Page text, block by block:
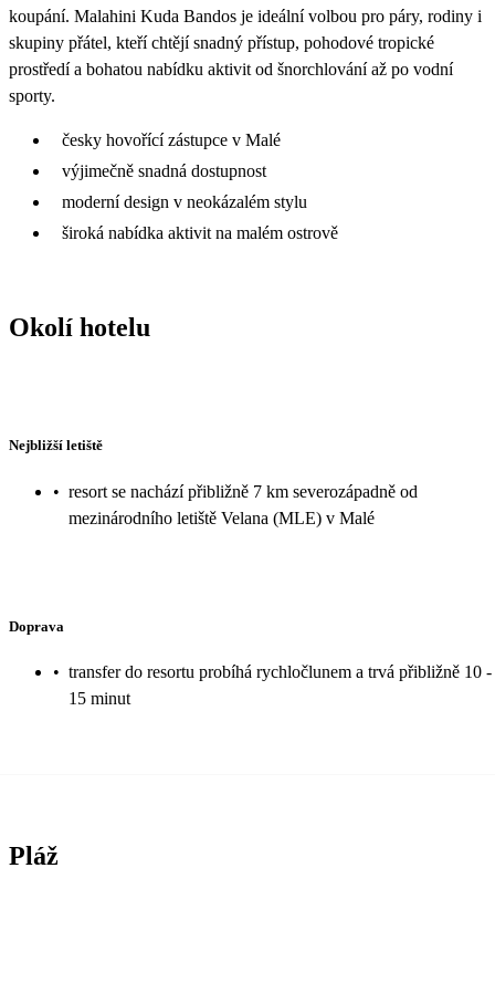
koupání. Malahini Kuda Bandos je ideální volbou pro páry, rodiny i
skupiny přátel, kteří chtějí snadný přístup, pohodové tropické
prostředí a bohatou nabídku aktivit od šnorchlování až po vodní
sporty.
česky hovořící zástupce v Malé
výjimečně snadná dostupnost
moderní design v neokázalém stylu
široká nabídka aktivit na malém ostrově
Okolí hotelu
Nejbližší letiště
• resort se nachází přibližně 7 km severozápadně od
mezinárodního letiště Velana (MLE) v Malé
Doprava
• transfer do resortu probíhá rychločlunem a trvá přibližně 10 -
15 minut
Pláž